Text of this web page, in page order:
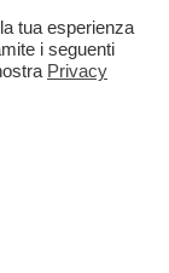
tua esperienza
i seguenti
Privacy